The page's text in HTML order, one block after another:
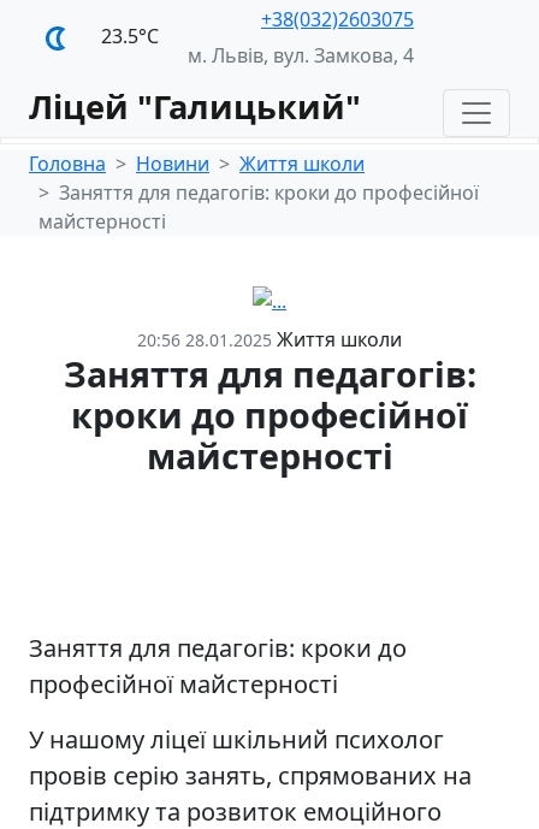
23.5°С
+38(032)2603075
м. Львів, вул. Замкова, 4
Ліцей "Галицький"
Головна Новини
Життя школи
Заняття для педагогів: кроки до професійної
майстерності
20:56 28.01.2025 Життя школи
Заняття для педагогів:
кроки до професійної
майстерності
Заняття для педагогів: кроки до
професійної майстерності
У нашому ліцеї шкільний психолог
провів серію занять, спрямованих на
підтримку та розвиток емоційного